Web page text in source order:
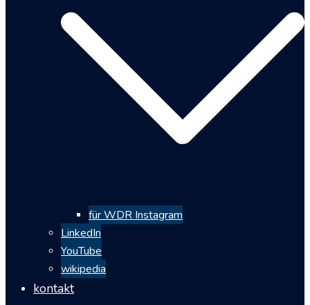
für WDR Instagram
LinkedIn
YouTube
wikipedia
kontakt